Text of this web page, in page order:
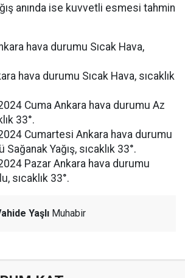
anında ise kuvvetli esmesi tahmin
hava durumu Sıcak Hava,
hava durumu Sıcak Hava, sıcaklık
Cuma Ankara hava durumu Az
33°.
Cumartesi Ankara hava durumu
Yağış, sıcaklık 33°.
Pazar Ankara hava durumu
sıcaklık 33°.
Yaşlı Muhabir